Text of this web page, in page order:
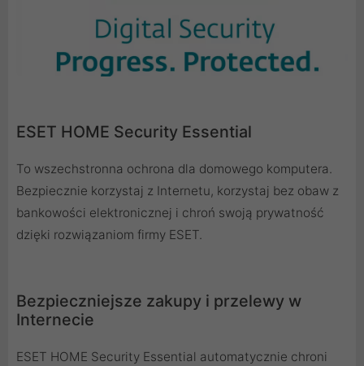
ESET HOME Security Essential
To wszechstronna ochrona dla domowego komputera.
Bezpiecznie korzystaj z Internetu, korzystaj bez obaw z
bankowości elektronicznej i chroń swoją prywatność
dzięki rozwiązaniom firmy ESET.
Bezpieczniejsze zakupy i przelewy w
Internecie
ESET HOME Security Essential automatycznie chroni